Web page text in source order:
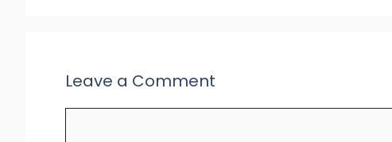
Leave a Comment